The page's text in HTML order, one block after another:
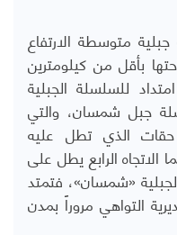
متوسطة الارتفاع
بأقل من كيلومترين
للسلسلة الجبلية
جبل شمسان، والتي
الذي تطل عليه
الاتجاه الرابع يطل على
«شمسان»، فتمتد
التواهي مروراً بمدن